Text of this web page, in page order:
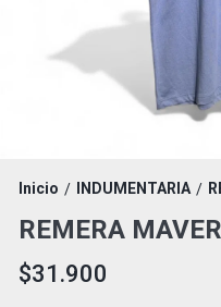
Inicio / INDUMENTARIA /
REMERA
$31.900